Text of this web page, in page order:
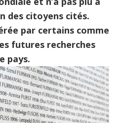
des citoyens cités.
par certains comme
futures recherches
pays.